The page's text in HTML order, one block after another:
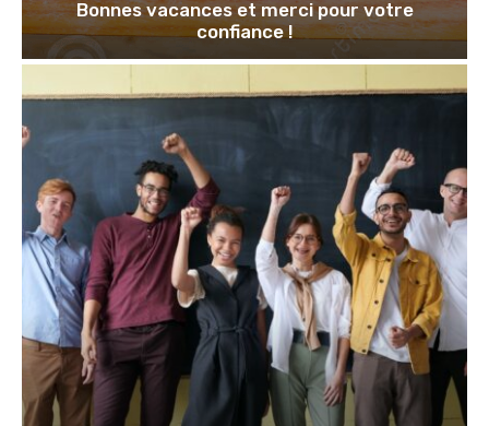
Bonnes vacances et merci pour votre
confiance !